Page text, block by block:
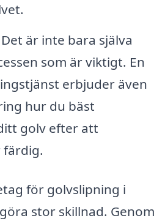
Det är inte bara själva
som är viktigt. En
erbjuder även
hur du bäst
golv efter att
färdig.
för golvslipning i
stor skillnad. Genom